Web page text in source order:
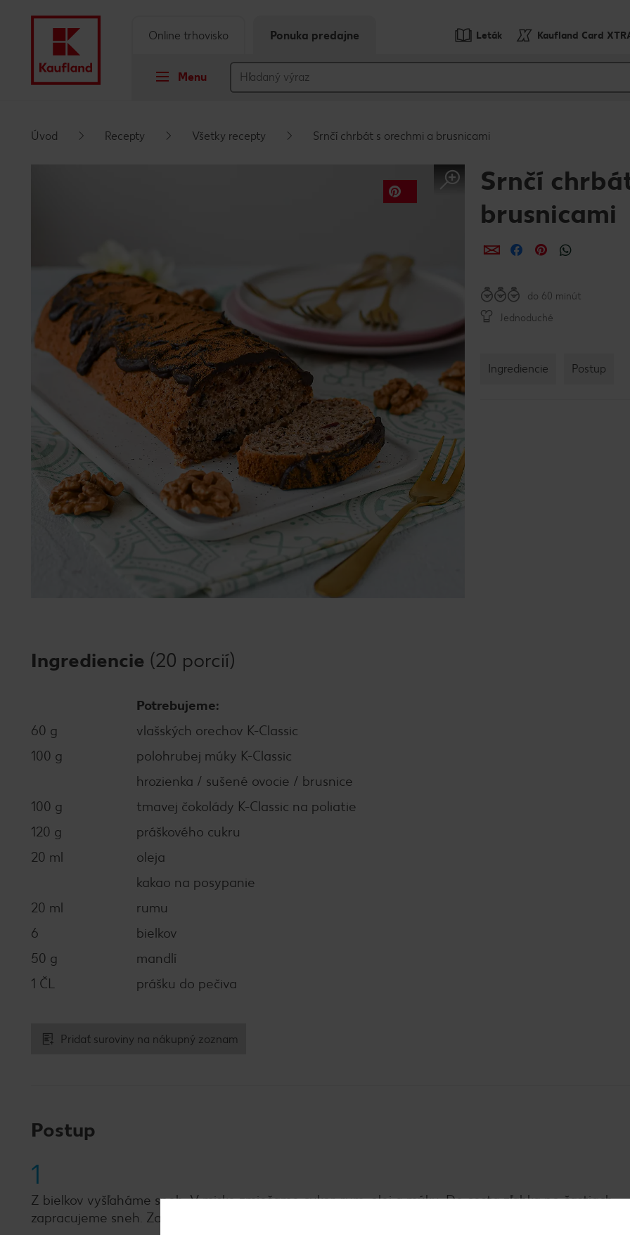
Leták Kaufland Card
Menu
Online trhovisko Ponuka predajne
Úvod Recepty Všetky recepty Srnčí chrbát s orechmi a brusnicami
Srnčí
brusnicami
ZdieľaťZdieľaťZdieľať
do 60 minút
Jednoduché
Ingrediencie Postup
Ingrediencie (20 porcií)
Potrebujeme:
60 g
vlašských orechov K-Classic
100 g
polohrubej múky K-Classic
hrozienka / sušené ovocie / brusnice
100 g
tmavej čokolády K-Classic na poliatie
120 g
práškového cukru
20 ml
oleja
kakao na posypanie
20 ml
rumu
6
bielkov
50 g
mandlí
1 ČL
prášku do pečiva
Pridať suroviny na nákupný zoznam
Postup
1
Z bielkov vyšľaháme sneh. V miske zmiešame cukor, rum, olej a múku. Do cesta zľahka po častiach
zapracujeme sneh. Zapracujeme ho aspoň na 3-4-krát, aby sme mali srnčí chrbát čo najviac